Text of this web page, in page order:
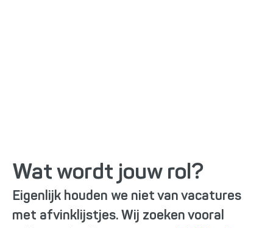
Wat wordt jouw rol?
Eigenlijk houden we niet van vacatures
met afvinklijstjes. Wij zoeken vooral